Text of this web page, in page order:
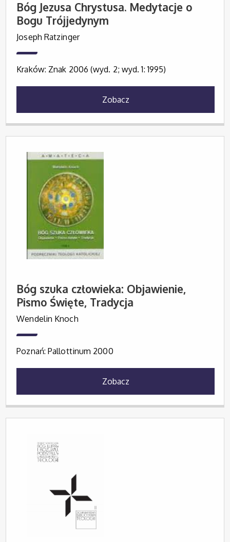
Bóg Jezusa Chrystusa. Medytacje o
Bogu Trójjedynym
Joseph Ratzinger
Kraków: Znak 2006 (wyd. 2; wyd. 1: 1995)
Zobacz
Bóg szuka człowieka: Objawienie,
Pismo Święte, Tradycja
Wendelin Knoch
Poznań: Pallottinum 2000
Zobacz